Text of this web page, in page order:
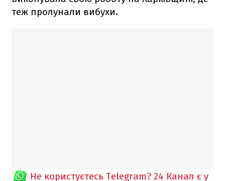
теж пролунали вибухи.
Не користуєтесь Telegram? 24 Канал є у